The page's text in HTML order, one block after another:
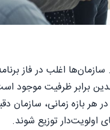
اغلب در فاز
برابر ظرفیت موجود
هر بازه زمانی، سازمان
اولویت‌دار توزیع شوند.